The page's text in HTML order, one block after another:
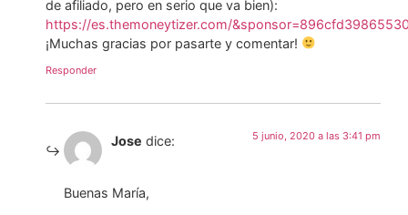
de afiliado, pero en serio que va bien):
https://es.themoneytizer.com/
¡Muchas gracias por pasarte y comentar!
Responder
Jose dice: 5 junio, 2020 a las 3:41 pm
Buenas María,